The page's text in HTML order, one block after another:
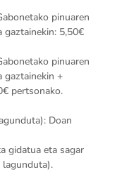
pinuaren
gaztainekin: 5,50€
pinuaren
gaztainekin +
pertsonako.
Doan
gidatua eta sagar
lagunduta).